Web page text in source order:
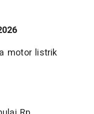
motor listrik